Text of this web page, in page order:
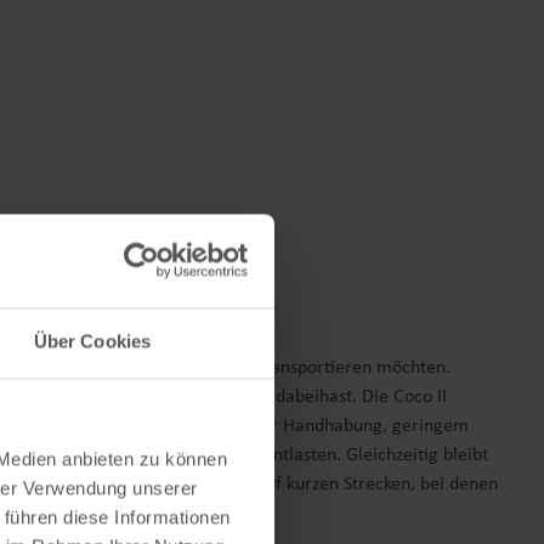
Über Cookies
anbieten zu können
Verwendung unserer
diese Informationen
sicher und möglichst bequem transportieren möchten.
Gepäck, Einkäufe oder Zubehör dabeihast. Die Coco II
der Kombination aus einfacher Handhabung, geringem
Schultern, Arme und Rücken entlasten. Gleichzeitig bleibt
in Eingangsbereichen oder auf kurzen Strecken, bei denen